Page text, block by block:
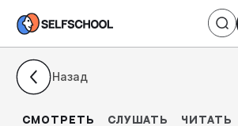
Назад
СМОТРЕТЬ СЛУШАТЬ ЧИТАТЬ